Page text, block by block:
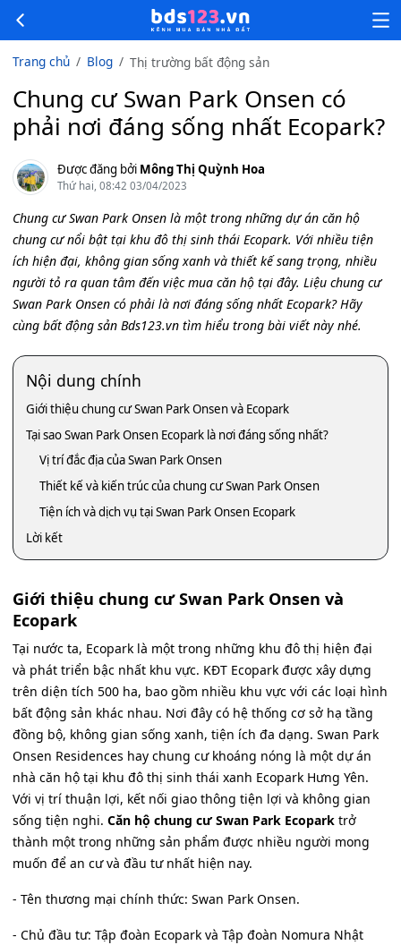
Trang chủ Blog Thị trường bất động sản
Chung cư Swan Park Onsen có
phải nơi đáng sống nhất Ecopark?
Được đăng bởi Mông Thị Quỳnh Hoa
Thứ hai, 08:42 03/04/2023
Chung cư Swan Park Onsen là một trong những dự án căn hộ
chung cư nổi bật tại khu đô thị sinh thái Ecopark. Với nhiều tiện
ích hiện đại, không gian sống xanh và thiết kế sang trọng, nhiều
người tỏ ra quan tâm đến việc mua căn hộ tại đây. Liệu chung cư
Swan Park Onsen có phải là nơi đáng sống nhất Ecopark? Hãy
cùng bất động sản Bds123.vn tìm hiểu trong bài viết này nhé.
Nội dung chính
Giới thiệu chung cư Swan Park Onsen và Ecopark
Tại sao Swan Park Onsen Ecopark là nơi đáng sống nhất?
Vị trí đắc địa của Swan Park Onsen
Thiết kế và kiến trúc của chung cư Swan Park Onsen
Tiện ích và dịch vụ tại Swan Park Onsen Ecopark
Lời kết
Giới thiệu chung cư Swan Park Onsen và
Ecopark
Tại nước ta, Ecopark là một trong những khu đô thị hiện đại
và phát triển bậc nhất khu vực. KĐT Ecopark được xây dựng
trên diện tích 500 ha, bao gồm nhiều khu vực với các loại hình
bất động sản khác nhau. Nơi đây có hệ thống cơ sở hạ tầng
đồng bộ, không gian sống xanh, tiện ích đa dạng. Swan Park
Onsen Residences hay chung cư khoáng nóng là một dự án
nhà căn hộ tại khu đô thị sinh thái xanh Ecopark Hưng Yên.
Với vị trí thuận lợi, kết nối giao thông tiện lợi và không gian
sống tiện nghi. Căn hộ chung cư Swan Park Ecopark trở
thành một trong những sản phẩm được nhiều người mong
muốn để an cư và đầu tư nhất hiện nay.
- Tên thương mại chính thức: Swan Park Onsen.
- Chủ đầu tư: Tập đoàn Ecopark và Tập đoàn Nomura Nhật